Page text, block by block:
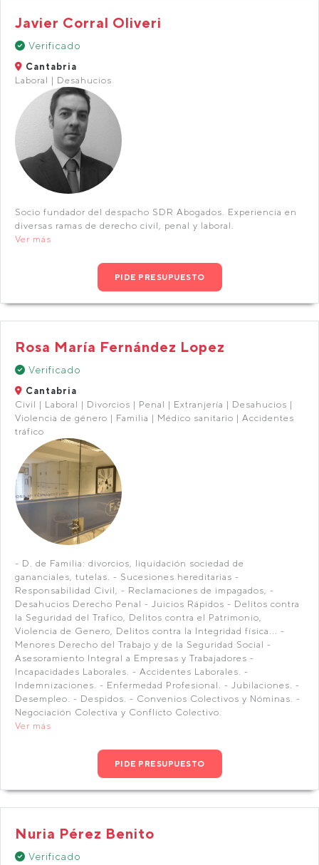
Javier Corral Oliveri
Verificado
Cantabria
Laboral | Desahucios
Socio fundador del despacho SDR Abogados. Experiencia en
diversas ramas de derecho civil, penal y laboral.
Ver más
PIDE PRESUPUESTO
Rosa María Fernández Lopez
Verificado
Cantabria
Civil | Laboral | Divorcios | Penal | Extranjería | Desahucios |
Violencia de género | Familia | Médico sanitario | Accidentes
tráfico
- D. de Familia: divorcios, liquidación sociedad de
gananciales, tutelas. - Sucesiones hereditarias -
Responsabilidad Civil, - Reclamaciones de impagados, -
Desahucios Derecho Penal - Juicios Rápidos - Delitos contra
la Seguridad del Trafico, Delitos contra el Patrimonio,
Violencia de Genero, Delitos contra la Integridad física... -
Menores Derecho del Trabajo y de la Seguridad Social -
Asesoramiento Integral a Empresas y Trabajadores -
Incapacidades Laborales. - Accidentes Laborales. -
Indemnizaciones. - Enfermedad Profesional. - Jubilaciones. -
Desempleo. - Despidos. - Convenios Colectivos y Nóminas. -
Negociación Colectiva y Conflicto Colectivo.
Ver más
PIDE PRESUPUESTO
Nuria Pérez Benito
Verificado